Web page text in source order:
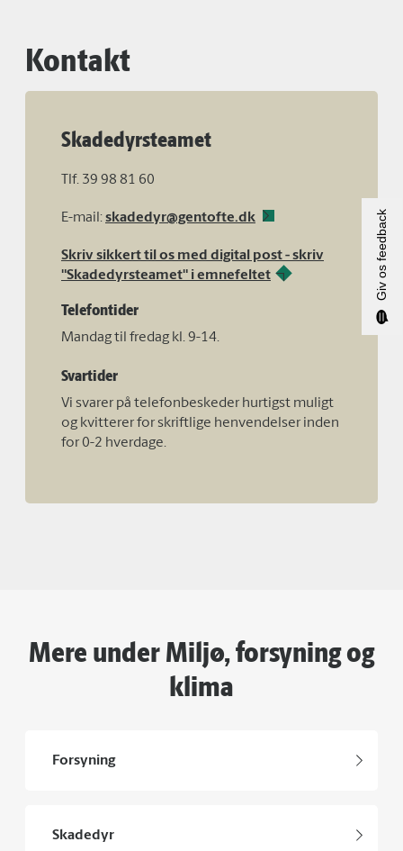
Kontakt
Skadedyrsteamet
Tlf. 39 98 81 60
E-mail:skadedyr@gentofte.dk
Skriv sikkert til os med digital post - skriv
"Skadedyrsteamet" i emnefeltet
Telefontider
Mandag til fredag kl. 9-14.
Svartider
Vi svarer på telefonbeskeder hurtigst muligt
og kvitterer for skriftlige henvendelser inden
for 0-2 hverdage.
Mere under Miljø, forsyning og
klima
Forsyning
Skadedyr
Giv os feedback